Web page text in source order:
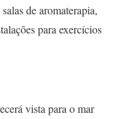
de aromaterapia,
para exercícios
vista para o mar